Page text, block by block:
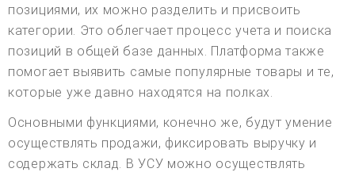
позициями, их можно разделить и присвоить
категории. Это облегчает процесс учета и поиска
позиций в общей базе данных. Платформа также
помогает выявить самые популярные товары и те,
которые уже давно находятся на полках.
Основными функциями, конечно же, будут умение
осуществлять продажи, фиксировать выручку и
содержать склад. В УСУ можно осуществлять